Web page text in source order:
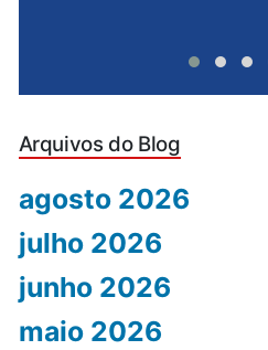
Arquivos do Blog
agosto 2026
julho 2026
junho 2026
maio 2026